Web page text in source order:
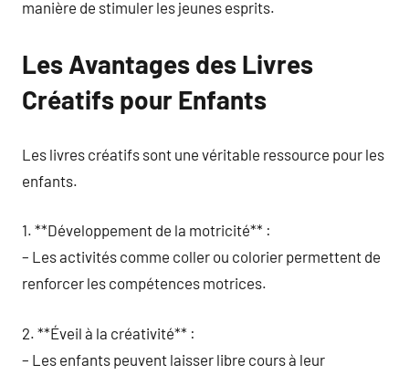
manière de stimuler les jeunes esprits.
Les Avantages des Livres
Créatifs pour Enfants
Les livres créatifs sont une véritable ressource pour les
enfants.
1. **Développement de la motricité** :
– Les activités comme coller ou colorier permettent de
renforcer les compétences motrices.
2. **Éveil à la créativité** :
– Les enfants peuvent laisser libre cours à leur